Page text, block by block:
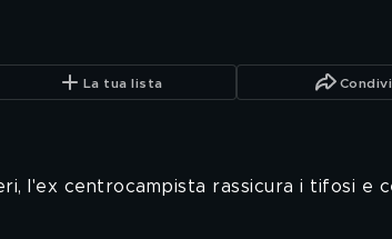
La tua lista
l'ex centrocampista rassicura i tifosi e